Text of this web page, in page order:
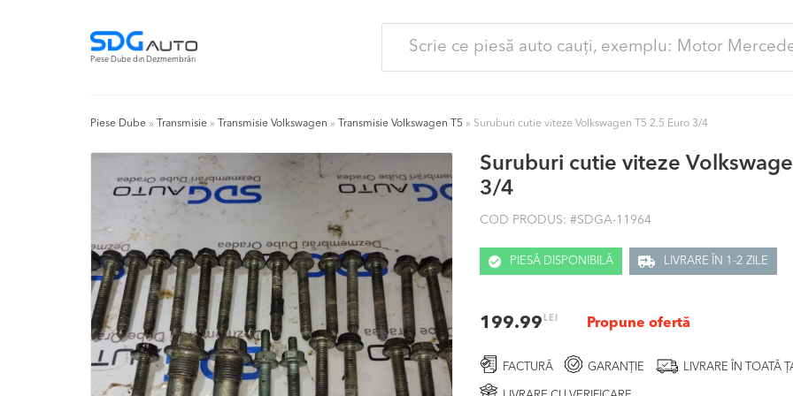
Piese Dube din Dezmembrări
Piese Dube » Transmisie » Transmisie Volkswagen » Transmisie Volkswagen T5 » Suruburi cutie viteze Volkswagen T5 2.5 Euro 3/4
Suruburi cutie viteze
3/4
COD PRODUS: #SDGA-11964
PIESĂ DISPONIBILĂ LIVRARE ÎN 1-2 ZILE
199.99 LEI Propune ofertă
FACTURĂ GARANȚIE LIVRARE ÎN TOATĂ